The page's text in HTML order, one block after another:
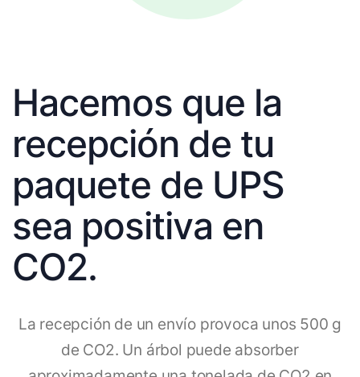
Hacemos que la
recepción de tu
paquete de UPS
sea positiva en
CO2.
La recepción de un envío provoca unos 500 g
de CO2. Un árbol puede absorber